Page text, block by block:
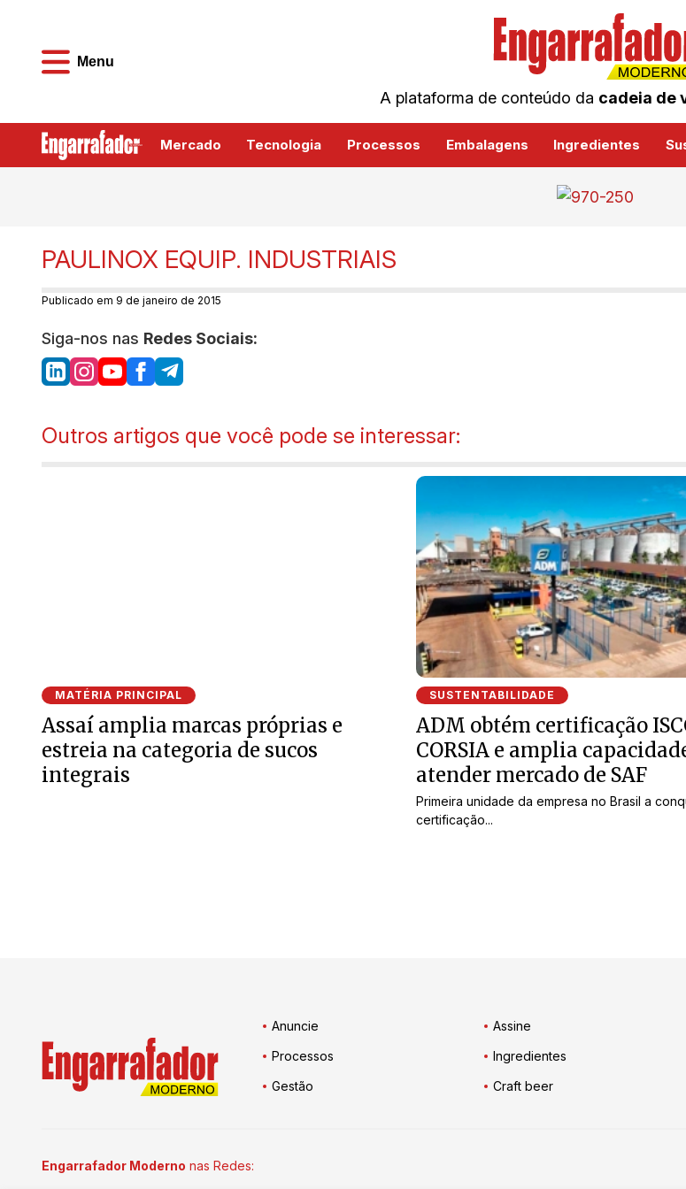
Menu
A plataforma de conteúdo da cadeia de
Mercado Tecnologia Processos Embalagens Ingredientes
PAULINOX EQUIP. INDUSTRIAIS
Publicado em 9 de janeiro de 2015
Siga-nos nas Redes Sociais:
Outros artigos que você pode se interessar:
MATÉRIA PRINCIPAL
Assaí amplia marcas próprias e
estreia na categoria de sucos
integrais
SUSTENTABILIDADE
ADM obtém certificação
CORSIA e amplia
atender mercado de SAF
Primeira unidade da empresa no Brasil a
certificação...
Anuncie Assine
Processos
Ingredientes
Gestão
Craft beer
Engarrafador Moderno nas Redes: